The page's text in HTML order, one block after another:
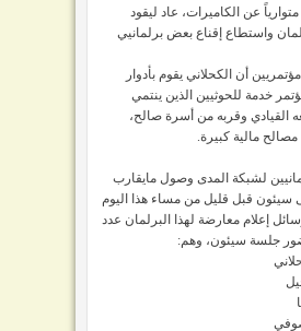
عن الكاميرات، عاد ليقود
واستطاع إقناع بعض برلمانيي
أن الكحلاني يقوم بأدوار
خدمة للحوثيين الذين ينتمي
القيادي وقربه من أسرة صالح،
مصالح مالية كبيرة.
لشبكة المدى وصول مايقارب
إلى سيئون قبل قليل من مساء هذا اليوم
إعلام معارضة لهذا البرلمان عدد
جلسة سيئون، وهم: